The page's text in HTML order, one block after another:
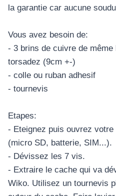
la garantie car aucune
Vous avez besoin de:
- 3 brins de cuivre de même
torsadez (9cm +-)
- colle ou ruban adhesif
- tournevis
Etapes:
- Eteignez puis ouvrez
(micro SD, batterie, SIM...).
- Dévissez les 7 vis.
- Extraire le cache qui va
Wiko. Utilisez un tournevis